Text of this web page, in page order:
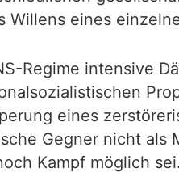
Willens eines
Regime intensive
eines
Gegner nicht
Kampf möglich sei.